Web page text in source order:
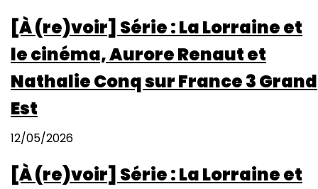
[À (re)voir] Série : La Lorraine et
le cinéma, Aurore Renaut et
Nathalie Conq sur France 3 Grand
Est
12/05/2026
[À (re)voir] Série : La Lorraine et